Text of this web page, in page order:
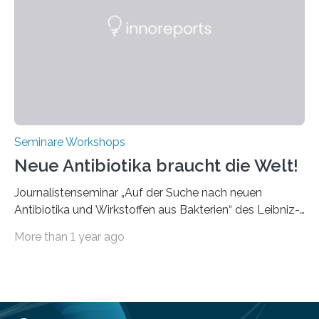
diesmal auf innovativen Strahlformungslösungen, die
Seminare Workshops
Neue Antibiotika braucht die Welt!
Journalistenseminar „Auf der Suche nach neuen
Antibiotika und Wirkstoffen aus Bakterien“ des Leibniz-
2024. Eine zunehmende und besorgniserregende
Arbeitsgruppen von Wissenschaftlern sind weltweit auf
More than 1 year ago